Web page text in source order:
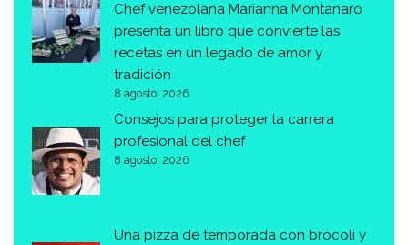
Chef venezolana Marianna Montanaro
presenta un libro que convierte las
recetas en un legado de amor y
tradición
8 agosto, 2026
Consejos para proteger la carrera
profesional del chef
8 agosto, 2026
Una pizza de temporada con brócoli y